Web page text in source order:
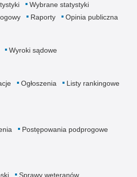
Wybrane statystyki
Raporty Opinia publiczna
Wyroki sądowe
Ogłoszenia
Listy rankingowe
Postępowania podprogowe
Sprawy weteranów